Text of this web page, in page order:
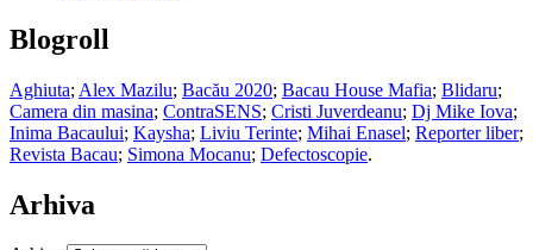
Blogroll
Aghiuta; Alex Mazilu; Bacău 2020; Bacau House Mafia; Blidaru;
Camera din masina; ContraSENS; Cristi Juverdeanu; Dj Mike Iova;
Inima Bacaului; Kaysha; Liviu Terinte; Mihai Enasel; Reporter liber;
Revista Bacau; Simona Mocanu; Defectoscopie.
Arhiva